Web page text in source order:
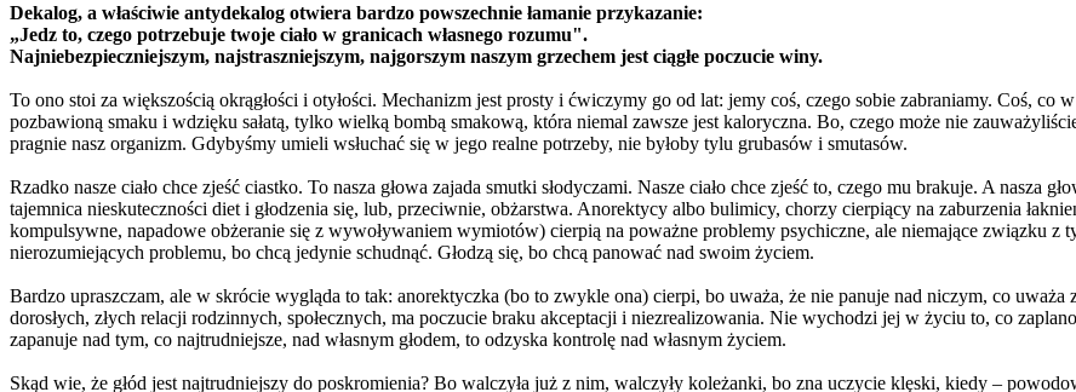
Dekalog, a właściwie antydekalog otwiera bardzo powszechnie łamanie przykazanie:
„Jedz to, czego potrzebuje twoje ciało w granicach własnego rozumu".
Najniebezpieczniejszym, najstraszniejszym, najgorszym naszym grzechem jest ciągłe poczucie winy.
To ono stoi za większością okrągłości i otyłości. Mechanizm jest prosty i ćwiczymy go od lat: jemy coś, czego sobie zabraniamy. Coś, co
pozbawioną smaku i wdzięku sałatą, tylko wielką bombą smakową, która niemal zawsze jest kaloryczna. Bo, czego może nie
pragnie nasz organizm. Gdybyśmy umieli wsłuchać się w jego realne potrzeby, nie byłoby tylu grubasów i smutasów.
Rzadko nasze ciało chce zjeść ciastko. To nasza głowa zajada smutki słodyczami. Nasze ciało chce zjeść to, czego mu brakuje. A nasza
tajemnica nieskuteczności diet i głodzenia się, lub, przeciwnie, obżarstwa. Anorektycy albo bulimicy, chorzy cierpiący na zaburzenia
kompulsywne, napadowe obżeranie się z wywoływaniem wymiotów) cierpią na poważne problemy psychiczne, ale niemające związku z
nierozumiejących problemu, bo chcą jedynie schudnąć. Głodzą się, bo chcą panować nad swoim życiem.
Bardzo upraszczam, ale w skrócie wygląda to tak: anorektyczka (bo to zwykle ona) cierpi, bo uważa, że nie panuje nad niczym, co
dorosłych, złych relacji rodzinnych, społecznych, ma poczucie braku akceptacji i niezrealizowania. Nie wychodzi jej w życiu to, co
zapanuje nad tym, co najtrudniejsze, nad własnym głodem, to odzyska kontrolę nad własnym życiem.
Skąd wie, że głód jest najtrudniejszy do poskromienia? Bo walczyła już z nim, walczyły koleżanki, bo zna uczycie klęski, kiedy –